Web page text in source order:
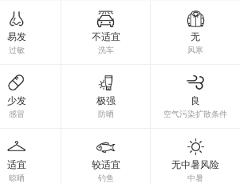
易发
过敏
不适宜
洗车
无
风寒
少发
感冒
极强
防晒
良
空气污染扩散条件
适宜
晾晒
较适宜
钓鱼
无中暑风险
中暑